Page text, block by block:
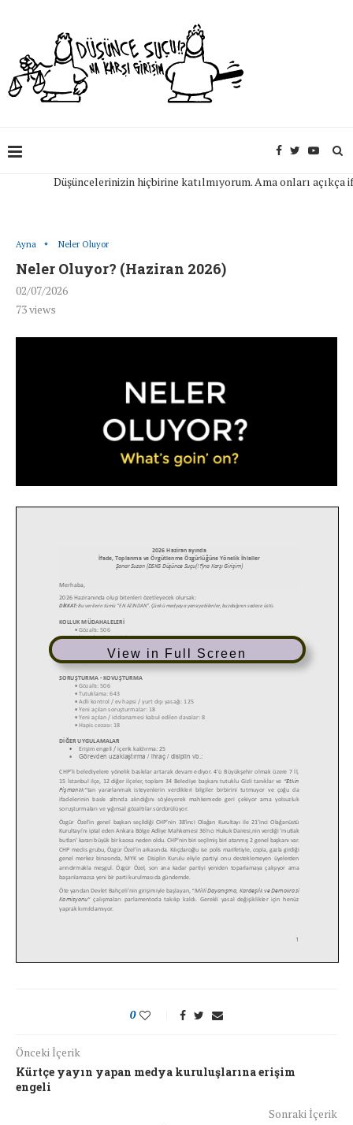
Düşüncelerinizin hiçbirine katılmıyorum. Ama onları açıkça
Ayna Neler Oluyor
Neler Oluyor? (Haziran 2026)
02/07/2026
73views
View in Full Screen
0
Önceki İçerik
Kürtçe yayın yapan medya kuruluşlarına erişim
engeli
Sonraki İçerik